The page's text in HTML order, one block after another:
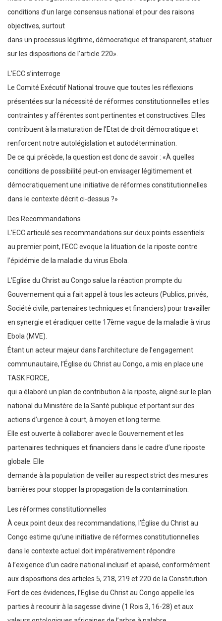
conditions d’un large consensus national et pour des raisons
objectives, surtout
dans un processus légitime, démocratique et transparent, statuer
sur les dispositions de l’article 220».
L’ECC s’interroge
Le Comité Exécutif National trouve que toutes les réflexions
présentées sur la nécessité de réformes constitutionnelles et les
contraintes y afférentes sont pertinentes et constructives. Elles
contribuent à la maturation de l’Etat de droit démocratique et
renforcent notre autolégislation et autodétermination.
De ce qui précède, la question est donc de savoir : «À quelles
conditions de possibilité peut-on envisager légitimement et
démocratiquement une initiative de réformes constitutionnelles
dans le contexte décrit ci-dessus ?»
Des Recommandations
L’ECC articulé ses recommandations sur deux points essentiels:
au premier point, l’ECC evoque la lituation de la riposte contre
l’épidémie de la maladie du virus Ebola.
L’Eglise du Christ au Congo salue la réaction prompte du
Gouvernement qui a fait appel à tous les acteurs (Publics, privés,
Société civile, partenaires techniques et financiers) pour travailler
en synergie et éradiquer cette 17ème vague de la maladie à virus
Ebola (MVE).
Étant un acteur majeur dans l’architecture de l’engagement
communautaire, l’Église du Christ au Congo, a mis en place une
TASK FORCE,
qui a élaboré un plan de contribution à la riposte, aligné sur le plan
national du Ministère de la Santé publique et portant sur des
actions d’urgence à court, à moyen et long terme.
Elle est ouverte à collaborer avec le Gouvernement et les
partenaires techniques et financiers dans le cadre d’une riposte
globale. Elle
demande à la population de veiller au respect strict des mesures
barrières pour stopper la propagation de la contamination.
Les réformes constitutionnelles
À ceux point deux des recommandations, l’Église du Christ au
Congo estime qu’une initiative de réformes constitutionnelles
dans le contexte actuel doit impérativement répondre
à l’exigence d’un cadre national inclusif et apaisé, conformément
aux dispositions des articles 5, 218, 219 et 220 de la Constitution.
Fort de ces évidences, l’Eglise du Christ au Congo appelle les
parties à recourir à la sagesse divine (1 Rois 3, 16-28) et aux